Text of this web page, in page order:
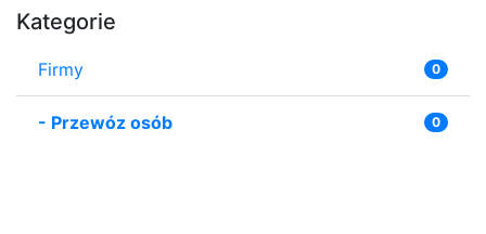
Kategorie
Firmy 0
- Przewóz osób 0